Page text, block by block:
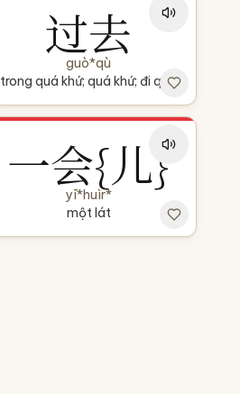
过去
guò*qù
trong quá khứ; quá khứ; đi qua
一会{儿}
yī*huìr*
một lát